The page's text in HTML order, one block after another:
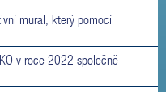
mural, který pomocí
v roce 2022 společně